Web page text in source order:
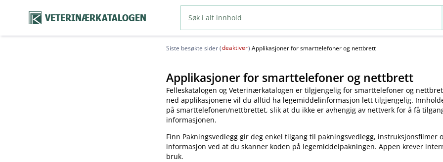
VETERINÆRKATALOGEN
Siste besøkte sider (deaktiver) Applikasjoner for smarttelefoner og nettbrett
Applikasjoner for smarttelefoner og nettbrett
Felleskatalogen og Veterinærkatalogen er tilgjengelig for smarttelefoner og
ned applikasjonene vil du alltid ha legemiddelinformasjon lett tilgjengelig.
på smarttelefonen​/​nettbrettet, slik at du ikke er avhengig av nettverk for å få
informasjonen.
Finn Pakningsvedlegg gir deg enkel tilgang til pakningsvedlegg, instruksjonsfilmer
informasjon ved at du skanner koden på legemiddelpakningen. Appen krever
bruk.